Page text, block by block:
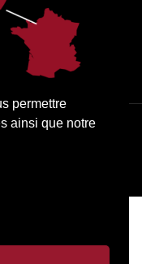
permettre
ainsi que notre
ACCESSIBILITÉ